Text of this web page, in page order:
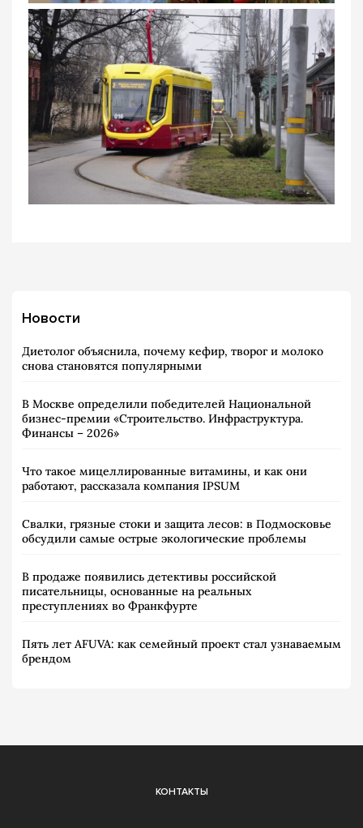
Новости
Диетолог объяснила, почему кефир, творог и молоко
снова становятся популярными
В Москве определили победителей Национальной
бизнес-премии «Строительство. Инфраструктура.
Финансы – 2026»
Что такое мицеллированные витамины, и как они
работают, рассказала компания IPSUM
Свалки, грязные стоки и защита лесов: в Подмосковье
обсудили самые острые экологические проблемы
В продаже появились детективы российской
писательницы, основанные на реальных
преступлениях во Франкфурте
Пять лет AFUVA: как семейный проект стал узнаваемым
брендом
КОНТАКТЫ